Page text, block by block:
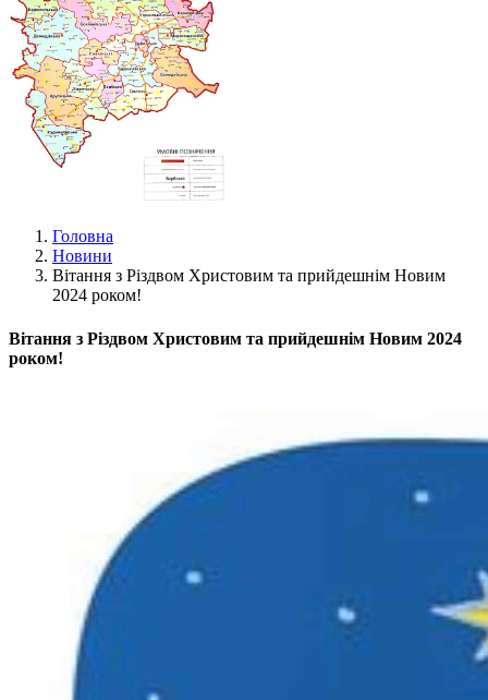
Головна
Новини
Вітання з Різдвом Христовим та прийдешнім Новим
2024 роком!
Вітання з Різдвом Христовим та прийдешнім Новим 2024
роком!